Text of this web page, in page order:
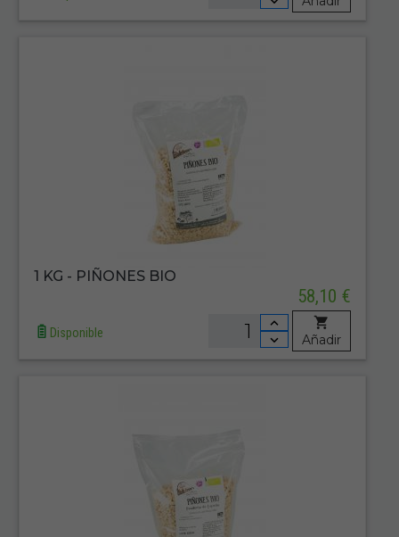
1 KG - PIÑONES BIO
58,10 €
Disponible Añadir